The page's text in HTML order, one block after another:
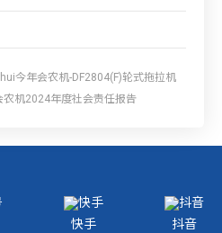
今年会农机-DF2804(F)轮式拖拉机
机2024年度社会责任报告
快手 抖音